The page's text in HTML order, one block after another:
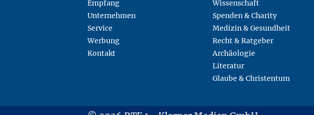
Empfang
Unternehmen
Service
Werbung
Kontakt
Wissenschaft
Spenden & Charity
Medizin & Gesundheit
Recht & Ratgeber
Archäologie
Literatur
Glaube & Christentum